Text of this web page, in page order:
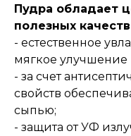
Пудра обладает
полезных
- естественное
мягкое улучшение
- за счет
свойств
сыпью;
- защита от УФ